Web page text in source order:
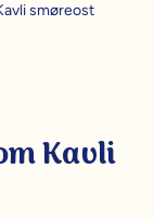
smøreost
Kavli